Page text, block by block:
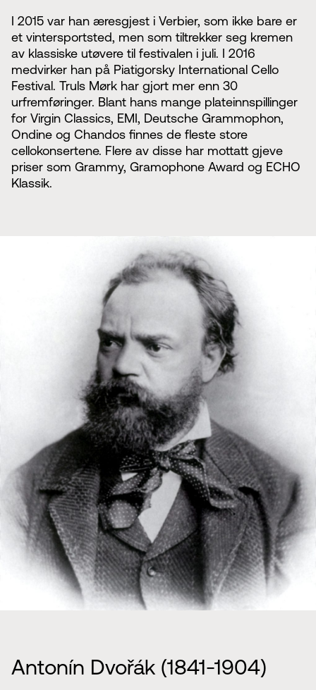
I 2015 var han æresgjest i Verbier, som ikke bare er
et vintersportsted, men som tiltrekker seg kremen
av klassiske utøvere til festivalen i juli. I 2016
medvirker han på Piatigorsky International Cello
Festival. Truls Mørk har gjort mer enn 30
urfremføringer. Blant hans mange plateinnspillinger
for Virgin Classics, EMI, Deutsche Grammophon,
Ondine og Chandos finnes de fleste store
cellokonsertene. Flere av disse har mottatt gjeve
priser som Grammy, Gramophone Award og ECHO
Klassik.
Antonín Dvořák (1841-1904)